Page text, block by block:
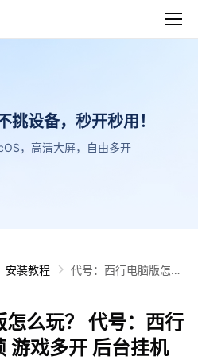
挑设备，秒开秒用！
，高清大屏，自由多开
安装教程
代号：西行电脑版怎么
后台挂机 按键设置教程
么玩？ 代号：西行
游戏多开 后台挂机